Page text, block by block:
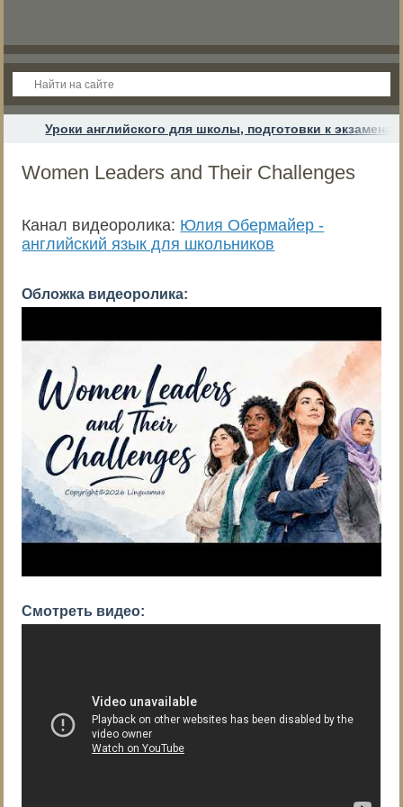
Уроки английского для школы, подготовки к
Women Leaders and Their Challenges
Канал видеоролика: Юлия Обермайер -
английский язык для школьников
Обложка видеоролика:
Смотреть видео: